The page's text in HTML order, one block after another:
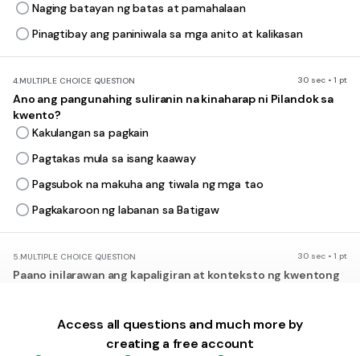
Naging batayan ng batas at pamahalaan
Pinagtibay ang paniniwala sa mga anito at kalikasan
4.MULTIPLE CHOICE QUESTION 30 sec • 1 pt
Ano ang pangunahing suliranin na kinaharap ni Pilandok sa
kwento?
Kakulangan sa pagkain
Pagtakas mula sa isang kaaway
Pagsubok na makuha ang tiwala ng mga tao
Pagkakaroon ng labanan sa Batigaw
5.MULTIPLE CHOICE QUESTION 30 sec • 1 pt
Paano inilarawan ang kapaligiran at konteksto ng kwentong
Madilim at nakatatakot
Access all questions and much more by
creating a free account